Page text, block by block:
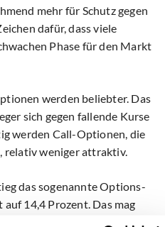
mehr für Schutz gegen
dafür, dass viele
Phase für den Markt
werden beliebter. Das
sich gegen fallende Kurse
werden Call-Optionen, die
relativ weniger attraktiv.
das sogenannte Options-
14,4 Prozent. Das mag